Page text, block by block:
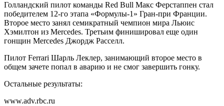
Голландский пилот команды Red Bull Макс Ферстаппен стал
победителем 12-го этапа «Формулы-1» Гран-при Франции.
Второе место занял семикратный чемпион мира Льюис
Хэмилтон из Mercedes. Третьим финишировал еще один
гонщин Mercedes Джордж Расселл.
Пилот Ferrari Шарль Леклер, занимающий второе место в
общем зачете попал в аварию и не смог завершить гонку.
Остальные результаты:
www.adv.rbc.ru